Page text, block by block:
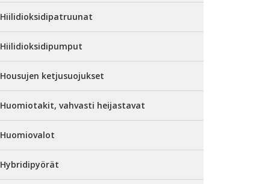
Hiilidioksidipatruunat
Hiilidioksidipumput
Housujen ketjusuojukset
Huomiotakit, vahvasti heijastavat
Huomiovalot
Hybridipyörät